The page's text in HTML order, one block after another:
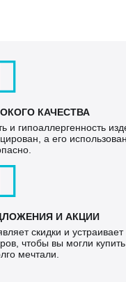
КАЧЕСТВА
и гипоаллергенность
а его
И АКЦИИ
скидки и устраивает
чтобы вы могли
мечтали.